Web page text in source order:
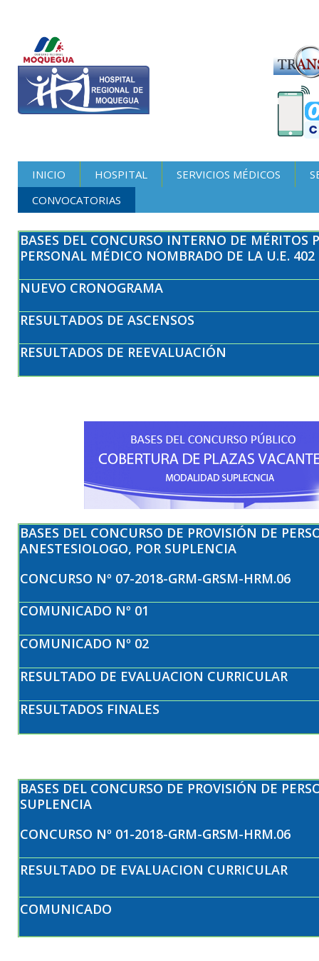
INICIO HOSPITAL SERVICIOS MÉDICOS
CONVOCATORIAS
BASES DEL CONCURSO INTERNO DE MÉRITOS
PERSONAL MÉDICO NOMBRADO DE LA U.E. 402
NUEVO CRONOGRAMA
RESULTADOS DE ASCENSOS
RESULTADOS DE REEVALUACIÓN
BASES DEL CONCURSO DE PROVISIÓN DE
ANESTESIOLOGO, POR SUPLENCIA
CONCURSO Nº 07-2018-GRM-GRSM-HRM.06
COMUNICADO Nº 01
COMUNICADO Nº 02
RESULTADO DE EVALUACION CURRICULAR
RESULTADOS FINALES
BASES DEL CONCURSO DE PROVISIÓN DE
SUPLENCIA
CONCURSO Nº 01-2018-GRM-GRSM-HRM.06
RESULTADO DE EVALUACION CURRICULAR
COMUNICADO